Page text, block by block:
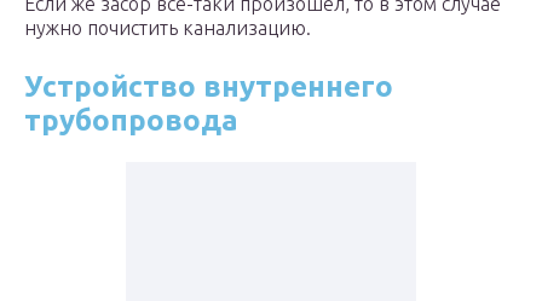
нужно почистить канализацию.
Устройство внутреннего
трубопровода